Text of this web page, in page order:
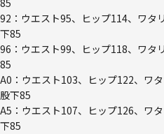
85
92：ウエスト95、ヒップ114、ワタ
下85
96：ウエスト99、ヒップ118、ワタ
85
A0：ウエスト103、ヒップ122、ワ
股下85
A5：ウエスト107、ヒップ126、ワ
下85